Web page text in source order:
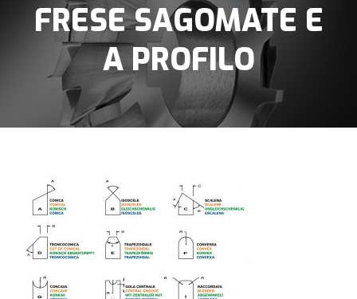
FRESE SAGOMATE E
A PROFILO